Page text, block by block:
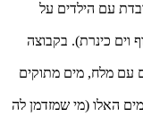
עם הילדים על
וים כינרת). בקבוצה
עם מלח, מים מתוקים
האלו (מי שמזדמן לה